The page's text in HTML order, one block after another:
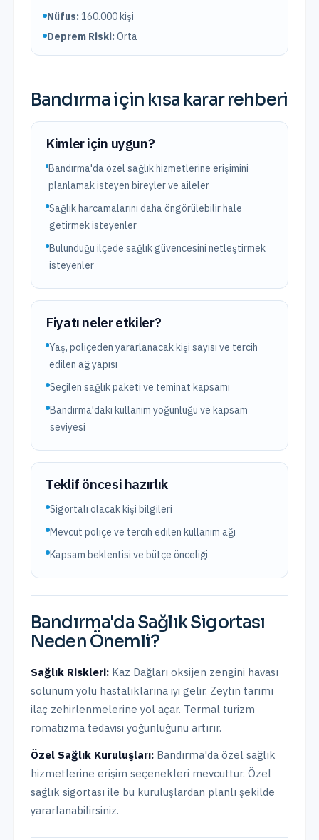
Nüfus:160.000kişi
Deprem Riski:Orta
Bandırma için kısa karar rehberi
Kimler için uygun?
Bandırma'da özel sağlık hizmetlerine erişimini
planlamak isteyen bireyler ve aileler
Sağlık harcamalarını daha öngörülebilir hale
getirmek isteyenler
Bulunduğu ilçede sağlık güvencesini netleştirmek
isteyenler
Fiyatı neler etkiler?
Yaş, poliçeden yararlanacak kişi sayısı ve tercih
edilen ağ yapısı
Seçilen sağlık paketi ve teminat kapsamı
Bandırma'daki kullanım yoğunluğu ve kapsam
seviyesi
Teklif öncesi hazırlık
Sigortalı olacak kişi bilgileri
Mevcut poliçe ve tercih edilen kullanım ağı
Kapsam beklentisi ve bütçe önceliği
Bandırma'da Sağlık Sigortası
Neden Önemli?
Sağlık Riskleri: Kaz Dağları oksijen zengini havası
solunum yolu hastalıklarına iyi gelir. Zeytin tarımı
ilaç zehirlenmelerine yol açar. Termal turizm
romatizma tedavisi yoğunluğunu artırır.
Özel Sağlık Kuruluşları: Bandırma'da özel sağlık
hizmetlerine erişim seçenekleri mevcuttur. Özel
sağlık sigortası ile bu kuruluşlardan planlı şekilde
yararlanabilirsiniz.